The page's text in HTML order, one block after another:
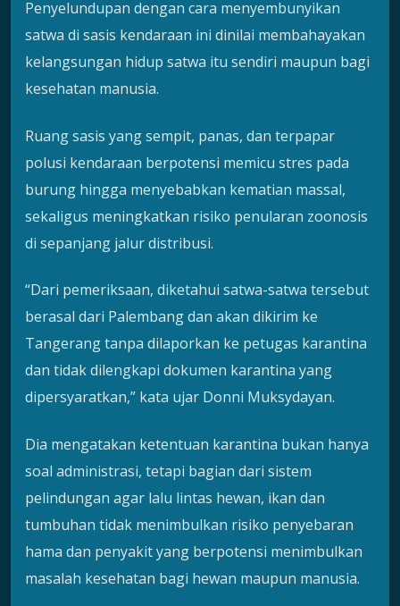
Penyelundupan dengan cara menyembunyikan
satwa di sasis kendaraan ini dinilai membahayakan
kelangsungan hidup satwa itu sendiri maupun bagi
kesehatan manusia.
Ruang sasis yang sempit, panas, dan terpapar
polusi kendaraan berpotensi memicu stres pada
burung hingga menyebabkan kematian massal,
sekaligus meningkatkan risiko penularan zoonosis
di sepanjang jalur distribusi.
“Dari pemeriksaan, diketahui satwa-satwa tersebut
berasal dari Palembang dan akan dikirim ke
Tangerang tanpa dilaporkan ke petugas karantina
dan tidak dilengkapi dokumen karantina yang
dipersyaratkan,” kata ujar Donni Muksydayan.
Dia mengatakan ketentuan karantina bukan hanya
soal administrasi, tetapi bagian dari sistem
pelindungan agar lalu lintas hewan, ikan dan
tumbuhan tidak menimbulkan risiko penyebaran
hama dan penyakit yang berpotensi menimbulkan
masalah kesehatan bagi hewan maupun manusia.